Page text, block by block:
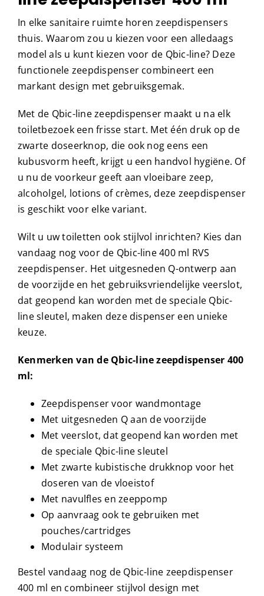
In elke sanitaire ruimte horen zeepdispensers
thuis. Waarom zou u kiezen voor een alledaags
model als u kunt kiezen voor de Qbic-line? Deze
functionele zeepdispenser combineert een
markant design met gebruiksgemak.
Met de Qbic-line zeepdispenser maakt u na elk
toiletbezoek een frisse start. Met één druk op de
zwarte doseerknop, die ook nog eens een
kubusvorm heeft, krijgt u een handvol hygiëne. Of
u nu de voorkeur geeft aan vloeibare zeep,
alcoholgel, lotions of crèmes, deze zeepdispenser
is geschikt voor elke variant.
Wilt u uw toiletten ook stijlvol inrichten? Kies dan
vandaag nog voor de Qbic-line 400 ml RVS
zeepdispenser. Het uitgesneden Q-ontwerp aan
de voorzijde en het gebruiksvriendelijke veerslot,
dat geopend kan worden met de speciale Qbic-
line sleutel, maken deze dispenser een unieke
keuze.
Kenmerken van de Qbic-line zeepdispenser 400
ml:
Zeepdispenser voor wandmontage
Met uitgesneden Q aan de voorzijde
Met veerslot, dat geopend kan worden met
de speciale Qbic-line sleutel
Met zwarte kubistische drukknop voor het
doseren van de vloeistof
Met navulfles en zeeppomp
Op aanvraag ook te gebruiken met
pouches/cartridges
Modulair systeem
Bestel vandaag nog de Qbic-line zeepdispenser
400 ml en combineer stijlvol design met